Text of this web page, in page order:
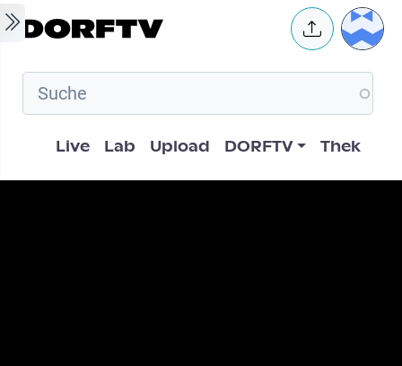
Skip to main content User
Hauptnavigation
Live Lab Upload DORFTV Thek